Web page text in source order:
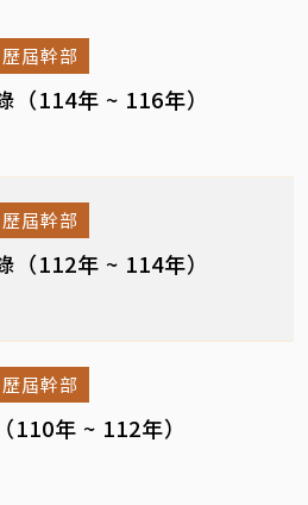
屆幹部
114年 ~ 116年）
屆幹部
112年 ~ 114年）
屆幹部
年 ~ 112年）